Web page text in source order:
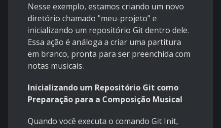
Nesse exemplo, estamos criando um novo
diretório chamado "meu-projeto" e
inicializando um repositório Git dentro dele.
Essa ação é análoga a criar uma partitura
em branco, pronta para ser preenchida com
notas musicais.
Inicializando um Repositório Git como
Preparação para a Composição Musical
Quando você executa o comando Git Init,